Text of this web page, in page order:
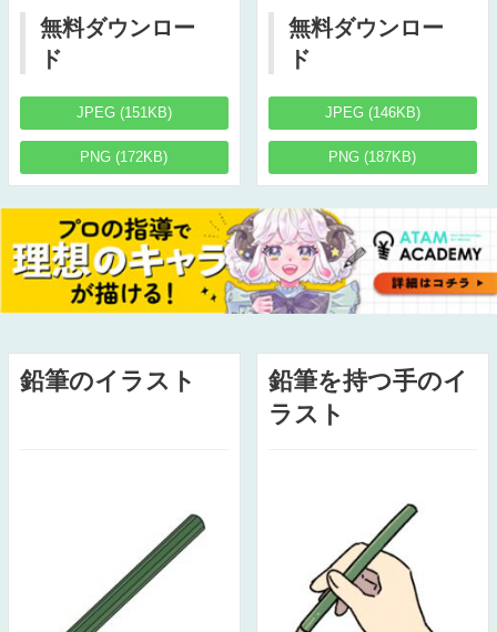
無料ダウンロー
ド
JPEG (151KB)
PNG (172KB)
無料ダウンロー
ド
JPEG (146KB)
PNG (187KB)
鉛筆のイラスト
鉛筆を持つ手のイ
ラスト